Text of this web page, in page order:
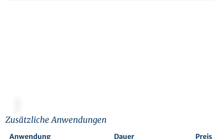
Zusätzliche Anwendungen
Anwendung Dauer
Preis